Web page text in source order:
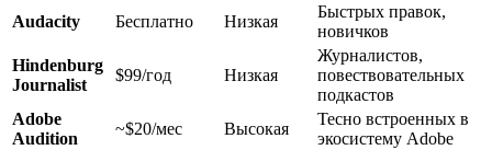
Audacity Бесплатно Низкая
Быстрых правок,
новичков
Hindenburg
Journalist
$99/год Низкая
Журналистов,
повествовательных
подкастов
Adobe
Audition
~$20/мес Высокая
Тесно встроенных в
экосистему Adobe